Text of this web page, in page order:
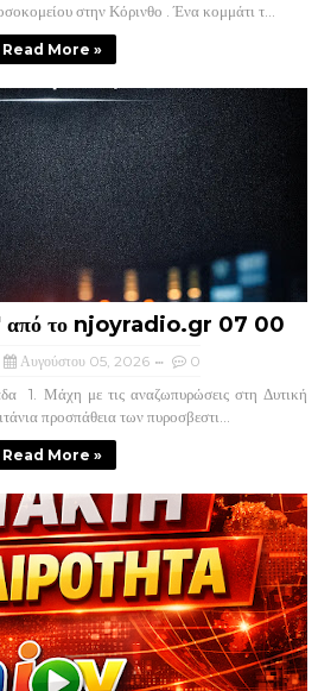
στην Κόρινθο . Ένα κομμάτι τ...
Read More »
από το njoyradio.gr 07 00
Αυγούστου 05, 2026 0
1. Μάχη με τις αναζωπυρώσεις στη Δυτική
προσπάθεια των πυροσβεστι...
Read More »